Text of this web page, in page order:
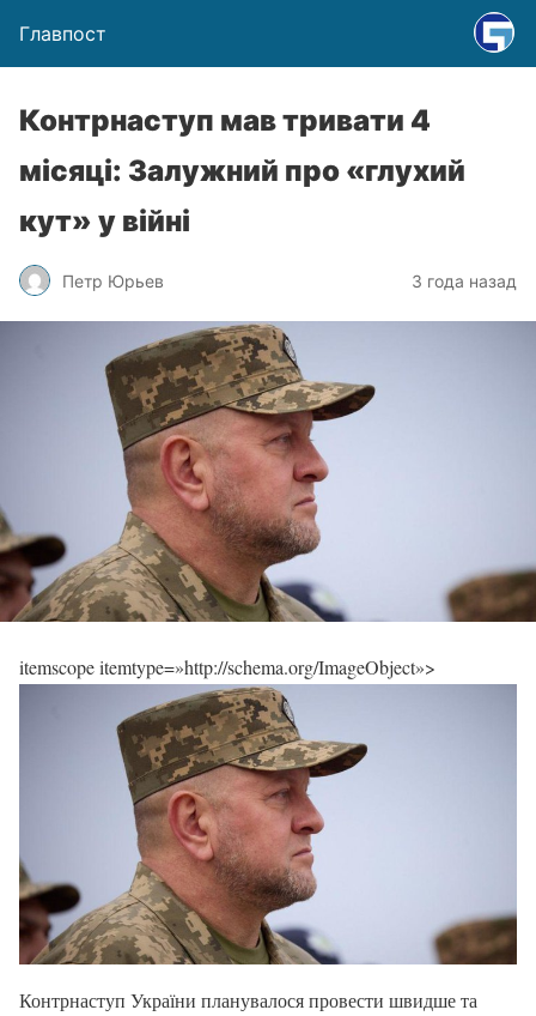
Главпост
Контрнаступ мав тривати 4
місяці: Залужний про «глухий
кут» у війні
Петр Юрьев 3 года назад
itemscope itemtype=»http://schema.org/ImageObject»>
Контрнаступ України планувалося провести швидше та